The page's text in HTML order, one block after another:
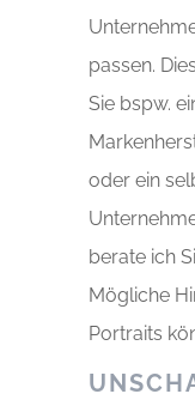
passen.
Sie bspw.
oder ein
berate ich
Mögliche
Portraits